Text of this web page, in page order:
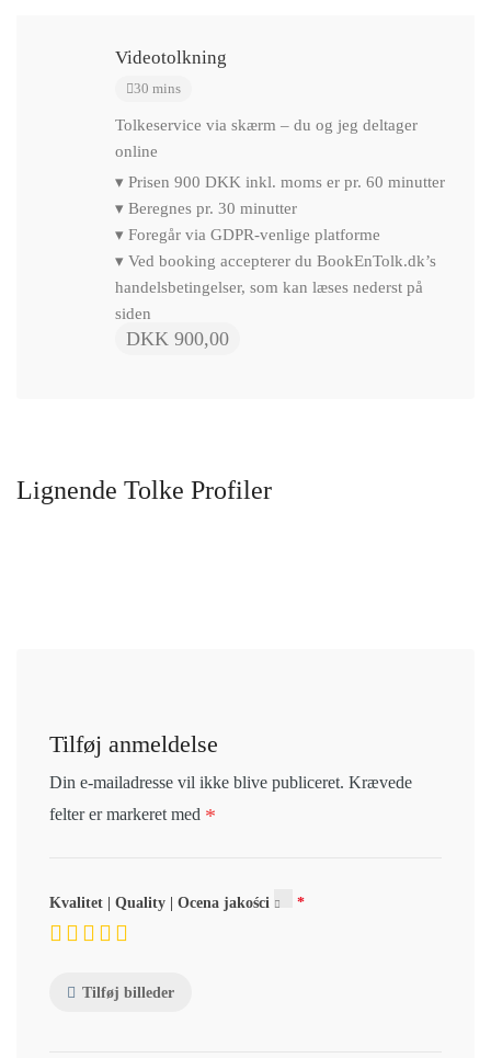
Videotolkning
30 mins
Tolkeservice via skærm – du og jeg deltager
online
▾ Prisen 900 DKK inkl. moms er pr. 60 minutter
▾ Beregnes pr. 30 minutter
▾ Foregår via GDPR-venlige platforme
▾ Ved booking accepterer du BookEnTolk.dk’s
handelsbetingelser, som kan læses nederst på
siden
DKK 900,00
Lignende Tolke Profiler
Tilføj anmeldelse
Din e-mailadresse vil ikke blive publiceret. Krævede
felter er markeret med *
Kvalitet | Quality | Ocena jakości
Tilføj billeder